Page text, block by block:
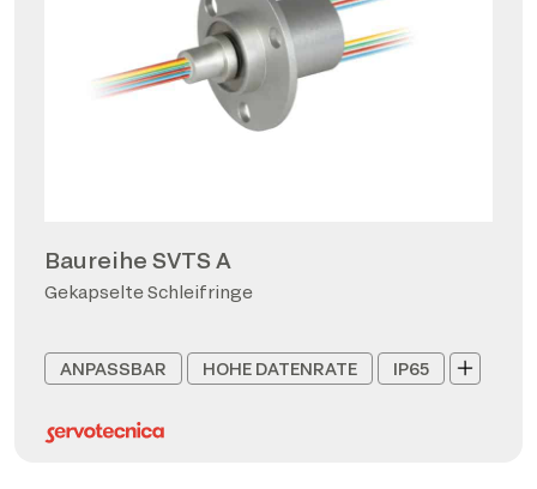
Baureihe SVTS A
Gekapselte Schleifringe
ANPASSBAR HOHE DATENRATE IP65